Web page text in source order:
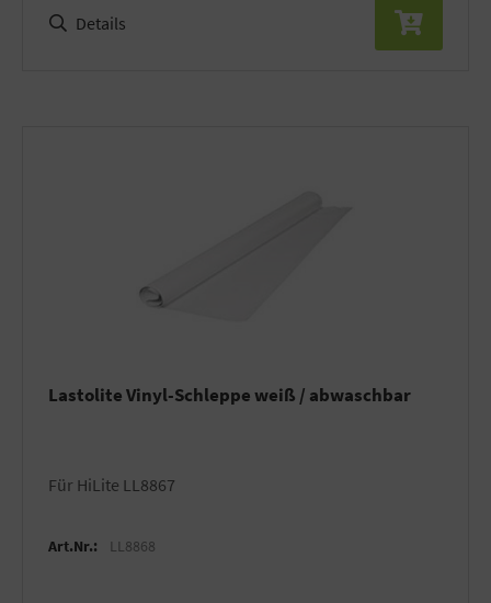
Details
Lastolite Vinyl-Schleppe weiß / abwaschbar
für HiLite LL8867
Art.Nr.: LL8868